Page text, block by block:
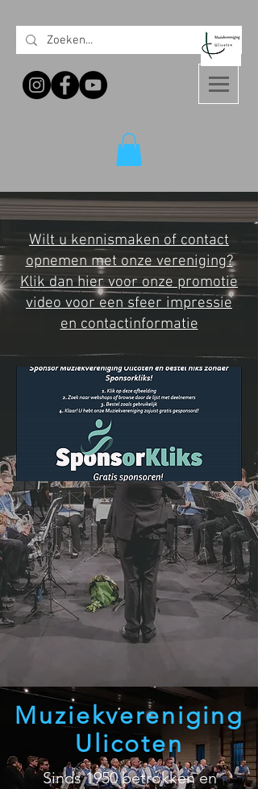
Wilt u kennismaken of contact
opnemen met onze vereniging?
Klik dan hier voor onze promotie
video voor een sfeer impressie
en contactinformatie
Muziekvereniging
Ulicoten
Sinds 1950 betrokken en